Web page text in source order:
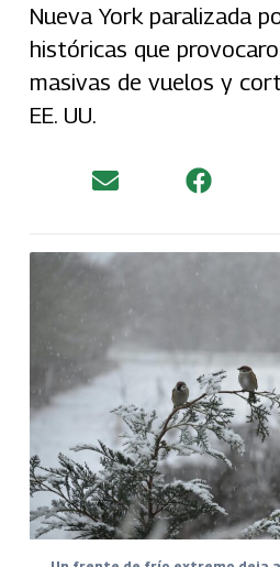
Nueva York paralizada
históricas que
masivas de vuelos y
EE. UU.